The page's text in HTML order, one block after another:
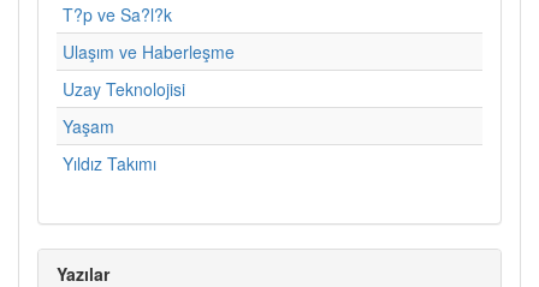
T?p ve Sa?l?k
Ulaşım ve Haberleşme
Uzay Teknolojisi
Yaşam
Yıldız Takımı
Yazılar